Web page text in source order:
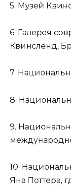
5. Музей
6. Галерея
Квинсленд,
7.
8.
9.
10.
Яна Поттера,